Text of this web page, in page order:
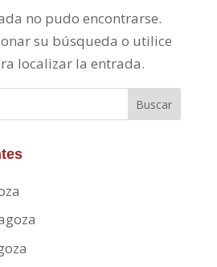
no pudo encontrarse.
su búsqueda o utilice
localizar la entrada.
Buscar